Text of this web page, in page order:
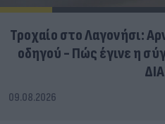
Τροχαίο στο Λαγονήσι:
οδηγού - Πώς έγινε η
09.08.2026